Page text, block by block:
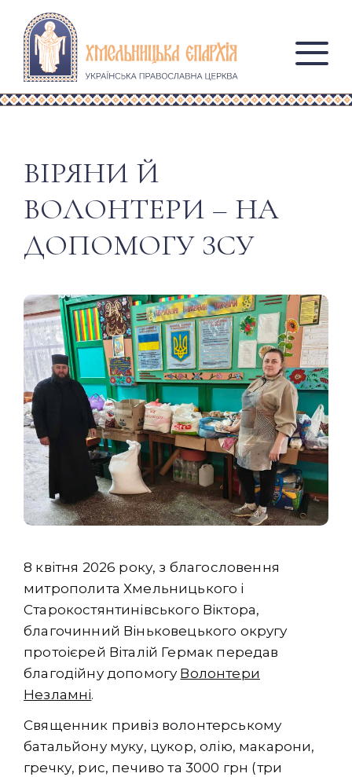
ВІРЯНИ Й
ВОЛОНТЕРИ – НА
ДОПОМОГУ ЗСУ
8 квітня 2026 року, з благословення
митрополита Хмельницького і
Старокостянтинівського Віктора,
благочинний Віньковецького округу
протоієрей Віталій Гермак передав
благодійну допомогу Волонтери
Незламні.
Священник привіз волонтерському
батальйону муку, цукор, олію, макарони,
гречку, рис, печиво та 3000 грн (три